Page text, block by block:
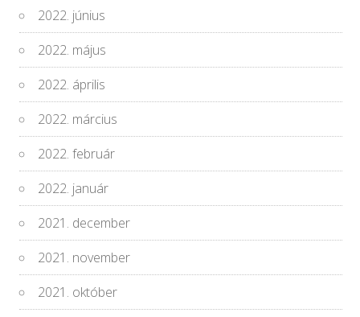
2022. június
2022. május
2022. április
2022. március
2022. február
2022. január
2021. december
2021. november
2021. október